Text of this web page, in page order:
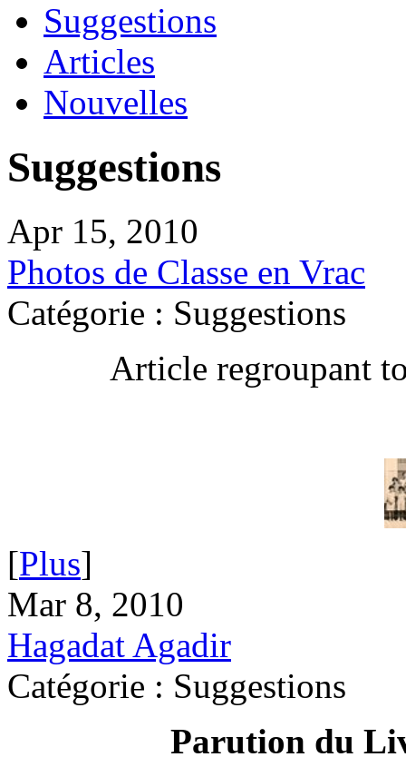
Suggestions
Articles
Nouvelles
Suggestions
Apr 15, 2010
Photos de Classe en Vrac
Catégorie : Suggestions
Article regroupant
[Plus]
Mar 8, 2010
Hagadat Agadir
Catégorie : Suggestions
Parution du